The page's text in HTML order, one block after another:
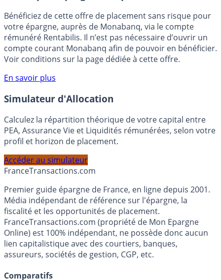
🎁 Bon plan épargne : 3% pendant 6 mois
Bénéficiez de cette offre de placement sans risque pour
votre épargne, auprès de Monabanq, via le compte
rémunéré Rentabilis. Il n’est pas nécessaire d’ouvrir un
Voir conditions sur la page dédiée à cette offre.
En savoir plus
Simulateur d'Allocation
Calculez la répartition théorique de votre capital entre
PEA, Assurance Vie et Liquidités rémunérées, selon votre
profil et horizon de placement.
FranceTransactions.com
Premier guide épargne de France, en ligne depuis 2001.
Média indépendant de référence sur l'épargne, la
fiscalité et les opportunités de placement.
FranceTransactions.com (propriété de Mon Epargne
Online) est 100% indépendant, ne possède donc aucun
lien capitalistique avec des courtiers, banques,
assureurs, sociétés de gestion, CGP, etc.